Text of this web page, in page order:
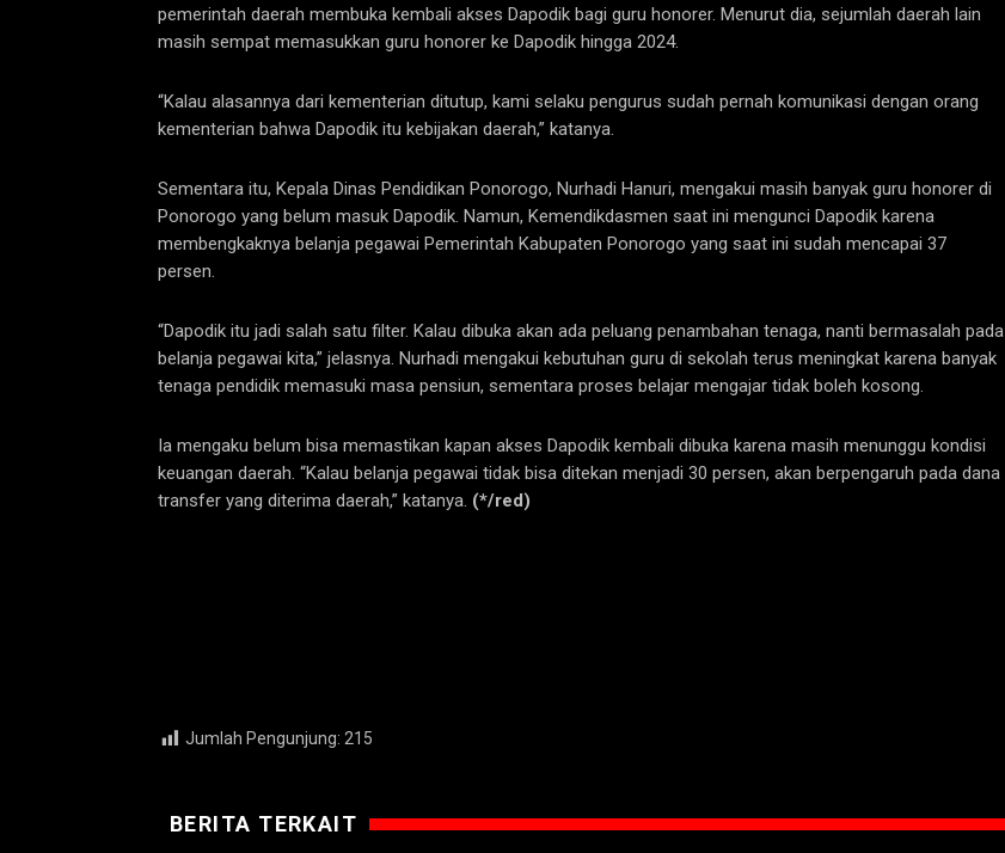
pemerintah daerah membuka kembali akses Dapodik bagi guru honorer. Menurut dia, sejumlah daerah lain
masih sempat memasukkan guru honorer ke Dapodik hingga 2024.
“Kalau alasannya dari kementerian ditutup, kami selaku pengurus sudah pernah komunikasi dengan orang
kementerian bahwa Dapodik itu kebijakan daerah,” katanya.
Sementara itu, Kepala Dinas Pendidikan Ponorogo, Nurhadi Hanuri, mengakui masih banyak guru honorer di
Ponorogo yang belum masuk Dapodik. Namun, Kemendikdasmen saat ini mengunci Dapodik karena
membengkaknya belanja pegawai Pemerintah Kabupaten Ponorogo yang saat ini sudah mencapai 37
persen.
“Dapodik itu jadi salah satu filter. Kalau dibuka akan ada peluang penambahan tenaga, nanti bermasalah pada
belanja pegawai kita,” jelasnya. Nurhadi mengakui kebutuhan guru di sekolah terus meningkat karena banyak
tenaga pendidik memasuki masa pensiun, sementara proses belajar mengajar tidak boleh kosong.
Ia mengaku belum bisa memastikan kapan akses Dapodik kembali dibuka karena masih menunggu kondisi
keuangan daerah. “Kalau belanja pegawai tidak bisa ditekan menjadi 30 persen, akan berpengaruh pada dana
transfer yang diterima daerah,” katanya. (*/red)
Jumlah Pengunjung: 215
BERITA TERKAIT